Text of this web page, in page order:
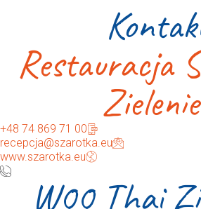
Restauracja
+48 74 869 71 00
recepcja@szarotka.eu
www.szarotka.eu
W00 Thai